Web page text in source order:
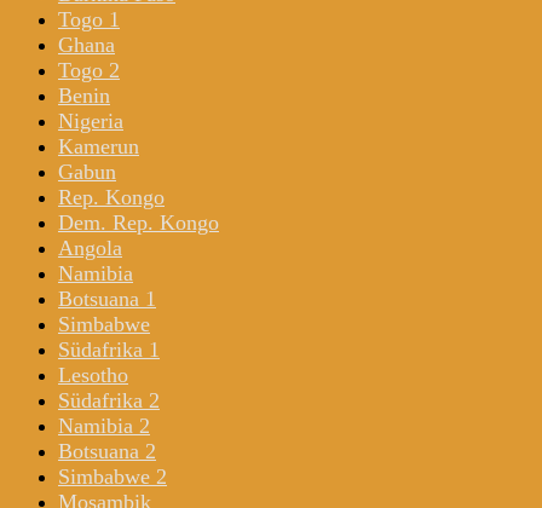
Togo 1
Ghana
Togo 2
Benin
Nigeria
Kamerun
Gabun
Rep. Kongo
Dem. Rep. Kongo
Angola
Namibia
Botsuana 1
Simbabwe
Südafrika 1
Lesotho
Südafrika 2
Namibia 2
Botsuana 2
Simbabwe 2
Mosambik